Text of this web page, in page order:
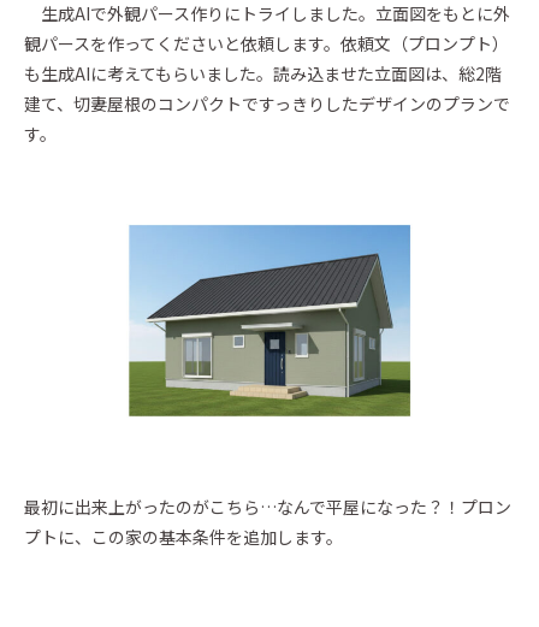
Architect Introduction
建築家紹介
Owner Interview
カタログを請求する
Official Instagram
生成AIで外観パース作りにトライしました。立面図をもとに外
観パースを作ってくださいと依頼します。依頼文（プロンプト）
も生成AIに考えてもらいました。読み込ませた立面図は、総2階
建て、切妻屋根のコンパクトですっきりしたデザインのプランで
す。
最初に出来上がったのがこちら…なんで平屋になった？！プロン
プトに、この家の基本条件を追加します。